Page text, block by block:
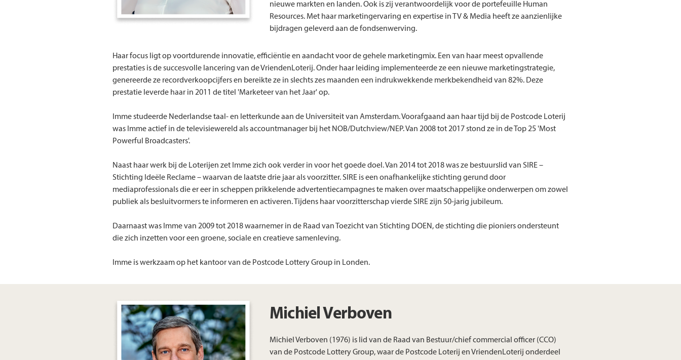
nieuwe markten en landen. Ook is zij verantwoordelijk voor de portefeuille Human
Resources. Met haar marketingervaring en expertise in TV & Media heeft ze aanzienlijke
bijdragen geleverd aan de fondsenwerving.
Haar focus ligt op voortdurende innovatie, efficiëntie en aandacht voor de gehele marketingmix. Een van haar meest opvallende
prestaties is de succesvolle lancering van de VriendenLoterij. Onder haar leiding implementeerde ze een nieuwe marketingstrategie,
genereerde ze recordverkoopcijfers en bereikte ze in slechts zes maanden een indrukwekkende merkbekendheid van 82%. Deze
prestatie leverde haar in 2011 de titel 'Marketeer van het Jaar' op.
Imme studeerde Nederlandse taal- en letterkunde aan de Universiteit van Amsterdam. Voorafgaand aan haar tijd bij de Postcode Loterij
was Imme actief in de televisiewereld als accountmanager bij het NOB/Dutchview/NEP. Van 2008 tot 2017 stond ze in de Top 25 'Most
Powerful Broadcasters'.
Naast haar werk bij de Loterijen zet Imme zich ook verder in voor het goede doel. Van 2014 tot 2018 was ze bestuurslid van SIRE –
Stichting Ideële Reclame – waarvan de laatste drie jaar als voorzitter. SIRE is een onafhankelijke stichting gerund door
mediaprofessionals die er eer in scheppen prikkelende advertentiecampagnes te maken over maatschappelijke onderwerpen om zowel
publiek als besluitvormers te informeren en activeren. Tijdens haar voorzitterschap vierde SIRE zijn 50-jarig jubileum.
Daarnaast was Imme van 2009 tot 2018 waarnemer in de Raad van Toezicht van Stichting DOEN, de stichting die pioniers ondersteunt
die zich inzetten voor een groene, sociale en creatieve samenleving.
Imme is werkzaam op het kantoor van de Postcode Lottery Group in Londen.
Michiel Verboven
Michiel Verboven (1976) is lid van de Raad van Bestuur/chief commercial officer (CCO)
van de Postcode Lottery Group, waar de Postcode Loterij en VriendenLoterij onderdeel